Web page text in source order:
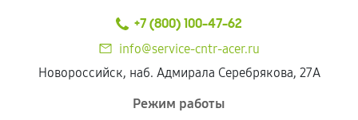
+7 (800) 100-47-62
info@service-cntr-acer.ru
Новороссийск, наб. Адмирала Серебрякова, 27А
Режим работы